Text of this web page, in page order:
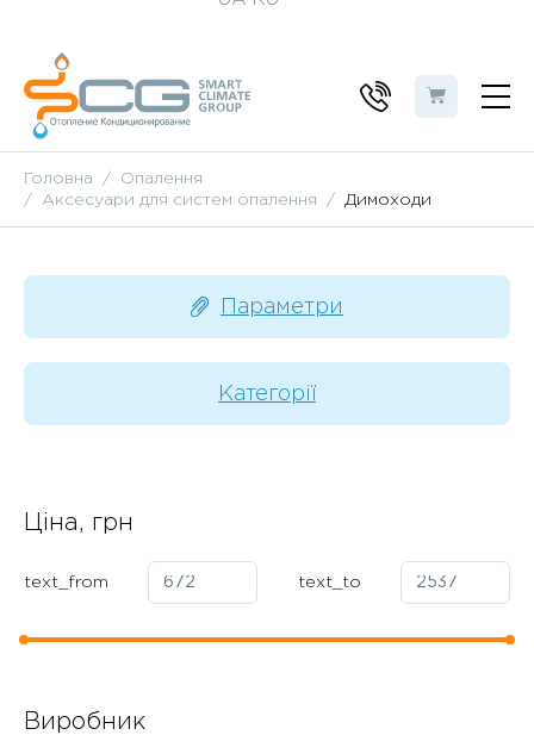
Головна
Опалення
Аксесуари для систем опалення
Димоходи
Параметри
Категорії
Ціна, грн
text_from text_to
Виробник